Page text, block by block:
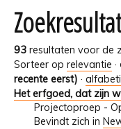
93 resultaten voor de
Sorteer op relevantie ·
recente eerst) ·
Het erfgoed, dat zijn
Projectoproep -
Bevindt zich in